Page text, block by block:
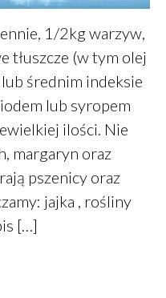
1/2kg warzyw,
tłuszcze (w tym olej
średnim indeksie
lub syropem
ilości. Nie
margaryn oraz
pszenicy oraz
jajka , rośliny
[…]